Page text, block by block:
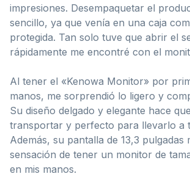
impresiones. Desempaquetar el
sencillo, ya que venía en una caja
protegida. Tan solo tuve que abrir el
rápidamente me encontré con el
Al tener el «Kenowa Monitor» por
manos, me sorprendió lo ligero y
Su diseño delgado y elegante hace
transportar y perfecto para llevarlo a
Además, su pantalla de 13,3 pulgadas
sensación de tener un monitor de
en mis manos.